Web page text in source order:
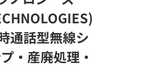
通話型無線シ
・産廃処理・